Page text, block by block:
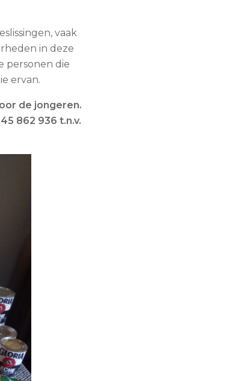
vaak
in deze
personen die
ervan.
de jongeren.
862 936 t.n.v.